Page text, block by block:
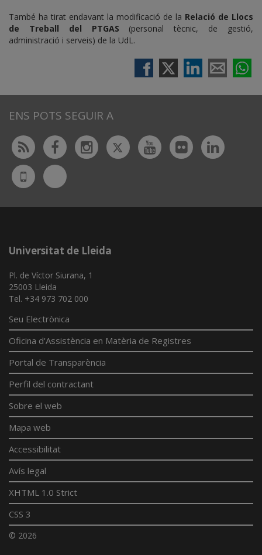
També ha tirat endavant la modificació de la Relació de Llocs
de Treball del PTGAS (personal tècnic, de gestió,
administració i serveis) de la UdL.
ENS POTS SEGUIR A
Rss FacebookInstagram
TwitterYoutubeFlickr
UdL
App
Bluesky
Universitat de Lleida
Pl. de Víctor Siurana, 1
25003 Lleida
Tel. +34 973 702 000
Seu Electrònica
Oficina d'Assistència en Matèria de Registres
Portal de Transparència
Perfil del contractant
Sobre el web
Mapa web
Accessibilitat
Avís legal
XHTML 1.0 Strict
CSS 3
© 2026